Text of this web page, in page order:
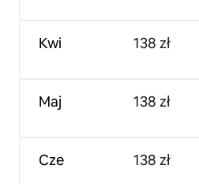
Kwi
Maj
Cze
138 zł
138 zł
138 zł